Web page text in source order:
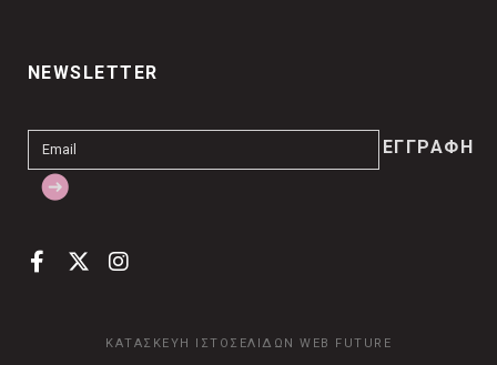
NEWSLETTER
ΚΑΤΑΣΚΕΥΗ ΙΣΤΟΣΕΛΙΔΩΝ WEB FUTURE